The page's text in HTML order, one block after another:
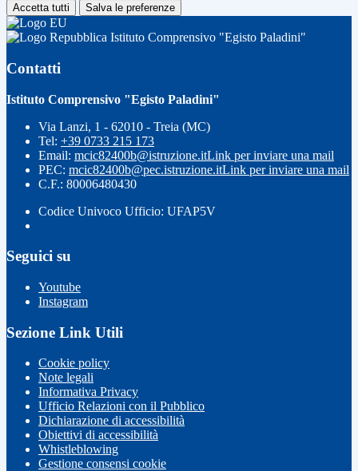
Accetta tutti Salva le preferenze
Istituto Comprensivo "Egisto Paladini"
Contatti
Istituto Comprensivo "Egisto Paladini"
Via Lanzi, 1 - 62010 - Treia (MC)
Tel: +39 0733 215 173
Email: mcic82400b@istruzione.itLink per inviare una mail
PEC: mcic82400b@pec.istruzione.itLink per inviare una mail
C.F.: 80006480430
Codice Univoco Ufficio: UFAP5V
Seguici su
Youtube
Instagram
Sezione Link Utili
Cookie policy
Note legali
Informativa Privacy
Ufficio Relazioni con il Pubblico
Dichiarazione di accessibilità
Obiettivi di accessibilità
Whistleblowing
Gestione consensi cookie